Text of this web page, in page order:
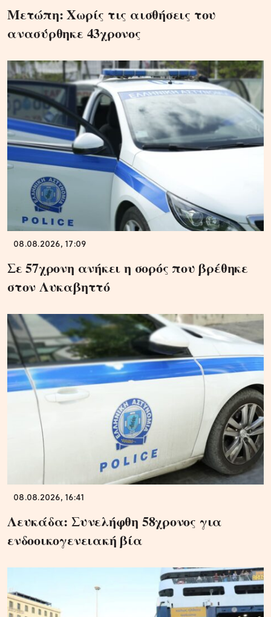
Μετώπη: Χωρίς τις αισθήσεις του
ανασύρθηκε 43χρονος
08.08.2026, 17:09
Σε 57χρονη ανήκει η σορός που βρέθηκε
στον Λυκαβηττό
08.08.2026, 16:41
Λευκάδα: Συνελήφθη 58χρονος για
ενδοοικογενειακή βία